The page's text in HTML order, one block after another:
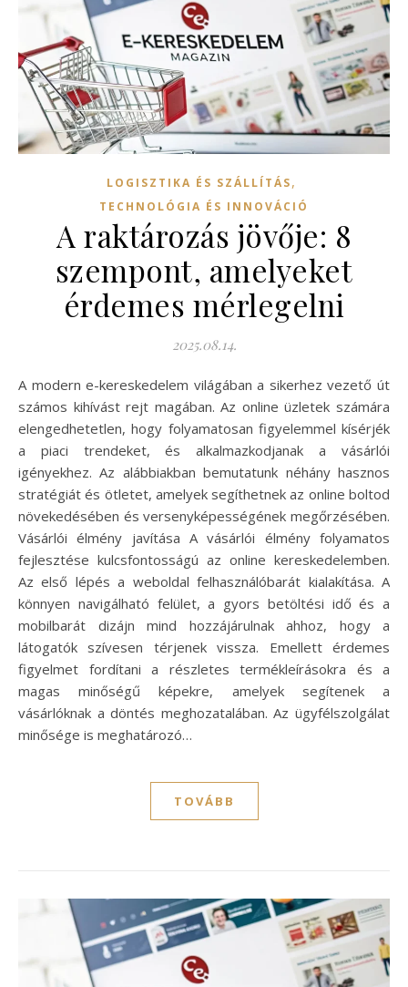
LOGISZTIKA ÉS SZÁLLÍTÁS,
TECHNOLÓGIA ÉS INNOVÁCIÓ
A raktározás jövője: 8
szempont, amelyeket
érdemes mérlegelni
2025.08.14.
A modern e-kereskedelem világában a sikerhez vezető út
számos kihívást rejt magában. Az online üzletek számára
elengedhetetlen, hogy folyamatosan figyelemmel kísérjék
a piaci trendeket, és alkalmazkodjanak a vásárlói
igényekhez. Az alábbiakban bemutatunk néhány hasznos
stratégiát és ötletet, amelyek segíthetnek az online boltod
növekedésében és versenyképességének megőrzésében.
Vásárlói élmény javítása A vásárlói élmény folyamatos
fejlesztése kulcsfontosságú az online kereskedelemben.
Az első lépés a weboldal felhasználóbarát kialakítása. A
könnyen navigálható felület, a gyors betöltési idő és a
mobilbarát dizájn mind hozzájárulnak ahhoz, hogy a
látogatók szívesen térjenek vissza. Emellett érdemes
figyelmet fordítani a részletes termékleírásokra és a
magas minőségű képekre, amelyek segítenek a
vásárlóknak a döntés meghozatalában. Az ügyfélszolgálat
minősége is meghatározó…
TOVÁBB